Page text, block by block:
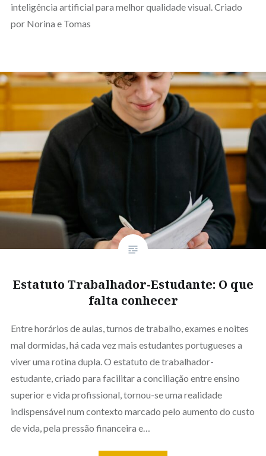
inteligência artificial para melhor qualidade visual. Criado
por Norina e Tomas
Estatuto Trabalhador-Estudante: O que
falta conhecer
Entre horários de aulas, turnos de trabalho, exames e noites
mal dormidas, há cada vez mais estudantes portugueses a
viver uma rotina dupla. O estatuto de trabalhador-
estudante, criado para facilitar a conciliação entre ensino
superior e vida profissional, tornou-se uma realidade
indispensável num contexto marcado pelo aumento do custo
de vida, pela pressão financeira e…